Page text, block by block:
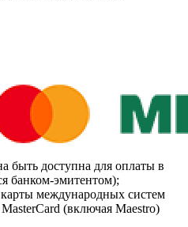
быть доступна для оплаты в
банком-эмитентом);
международных систем
(включая Maestro)